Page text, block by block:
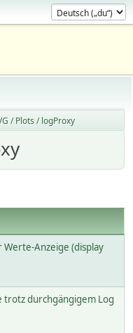
/ Plots / logProxy
Werte-Anzeige (display
trotz durchgängigem Log